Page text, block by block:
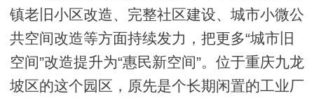
镇老旧小区改造、完整社区建设、城市小微公
共空间改造等方面持续发力，把更多“城市旧
空间”改造提升为“惠民新空间”。位于重庆九龙
坡区的这个园区，原先是个长期闲置的工业厂